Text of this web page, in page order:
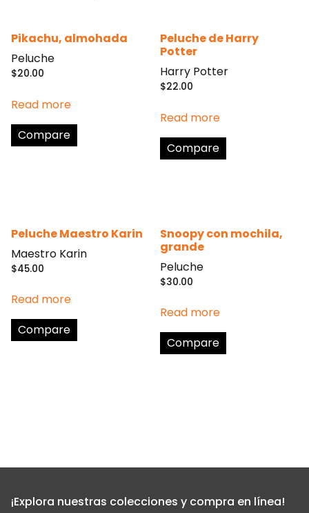
Pikachu, almohada
Peluche
$20.00
Read more
Compare
Peluche de Harry
Potter
Harry Potter
$22.00
Read more
Compare
Peluche Maestro Karin
Maestro Karin
$45.00
Read more
Compare
Snoopy con mochila,
grande
Peluche
$30.00
Read more
Compare
¡Explora nuestras colecciones y compra en línea!